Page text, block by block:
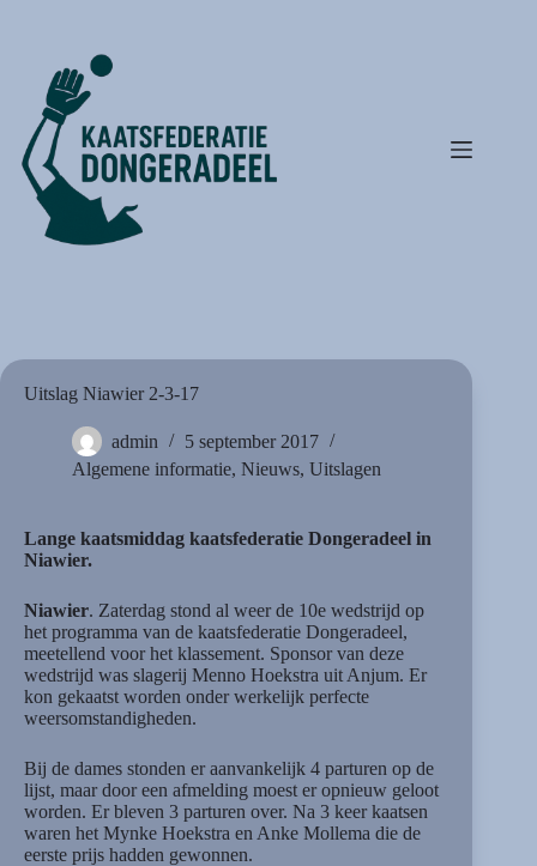
Uitslag Niawier 2-3-17
admin
5 september 2017
Algemene informatie, Nieuws, Uitslagen
Lange kaatsmiddag kaatsfederatie Dongeradeel in
Niawier.
Niawier. Zaterdag stond al weer de 10e wedstrijd op
het programma van de kaatsfederatie Dongeradeel,
meetellend voor het klassement. Sponsor van deze
wedstrijd was slagerij Menno Hoekstra uit Anjum. Er
kon gekaatst worden onder werkelijk perfecte
weersomstandigheden.
Bij de dames stonden er aanvankelijk 4 parturen op de
lijst, maar door een afmelding moest er opnieuw geloot
worden. Er bleven 3 parturen over. Na 3 keer kaatsen
waren het Mynke Hoekstra en Anke Mollema die de
eerste prijs hadden gewonnen.